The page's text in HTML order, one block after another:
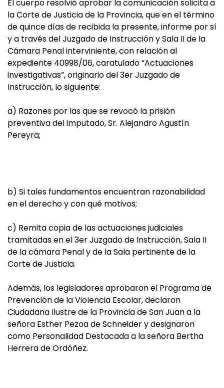
El cuerpo resolvió aprobar la comunicación solicita a
la Corte de Justicia de la Provincia, que en el término
de quince días de recibida la presente, informe por sí
y a través del Juzgado de Instrucción y Sala II de la
Cámara Penal interviniente, con relación al
expediente 40998/06, caratulado “Actuaciones
investigativas”, originario del 3er Juzgado de
Instrucción, lo siguiente:
a) Razones por las que se revocó la prisión
preventiva del imputado, Sr. Alejandro Agustín
Pereyra;
b) Si tales fundamentos encuentran razonabilidad
en el derecho y con qué motivos;
c) Remita copia de las actuaciones judiciales
tramitadas en el 3er Juzgado de Instrucción, Sala II
de la cámara Penal y de la Sala pertinente de la
Corte de Justicia.
Además, los legisladores aprobaron el Programa de
Prevención de la Violencia Escolar, declaron
Ciudadana Ilustre de la Provincia de San Juan a la
señora Esther Pezoa de Schneider y designaron
como Personalidad Destacada a la señora Bertha
Herrera de Ordóñez.